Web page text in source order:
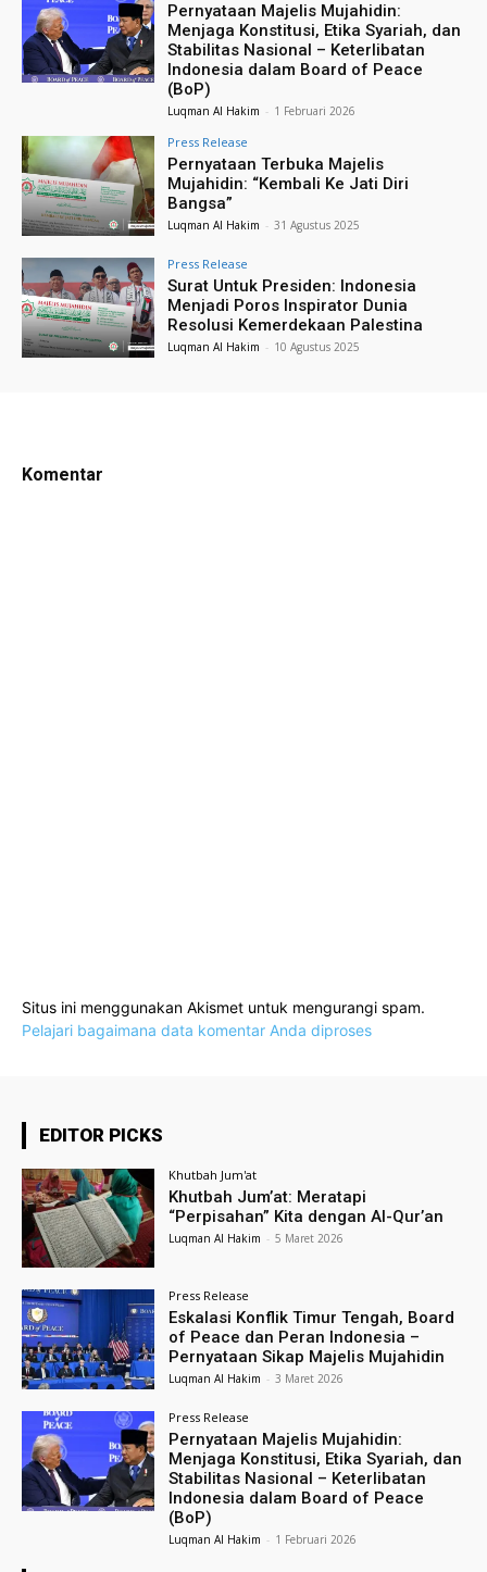
Pernyataan Majelis Mujahidin:
Menjaga Konstitusi, Etika Syariah, dan
Stabilitas Nasional – Keterlibatan
Indonesia dalam Board of Peace
(BoP)
Luqman Al Hakim - 1 Februari 2026
Press Release
Pernyataan Terbuka Majelis
Mujahidin: “Kembali Ke Jati Diri
Bangsa”
Luqman Al Hakim - 31 Agustus 2025
Press Release
Surat Untuk Presiden: Indonesia
Menjadi Poros Inspirator Dunia
Resolusi Kemerdekaan Palestina
Luqman Al Hakim - 10 Agustus 2025
Komentar
Situs ini menggunakan Akismet untuk mengurangi spam.
Pelajari bagaimana data komentar Anda diproses
EDITOR PICKS
Khutbah Jum'at
Khutbah Jum’at: Meratapi
“Perpisahan” Kita dengan Al-Qur’an
Luqman Al Hakim - 5 Maret 2026
Press Release
Eskalasi Konflik Timur Tengah, Board
of Peace dan Peran Indonesia –
Pernyataan Sikap Majelis Mujahidin
Luqman Al Hakim - 3 Maret 2026
Press Release
Pernyataan Majelis Mujahidin:
Menjaga Konstitusi, Etika Syariah, dan
Stabilitas Nasional – Keterlibatan
Indonesia dalam Board of Peace
(BoP)
Luqman Al Hakim - 1 Februari 2026